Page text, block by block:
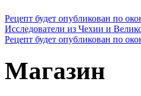
Рецепт будет опубликован по
Исследователи из Чехии и
Рецепт будет опубликован по
Магазин